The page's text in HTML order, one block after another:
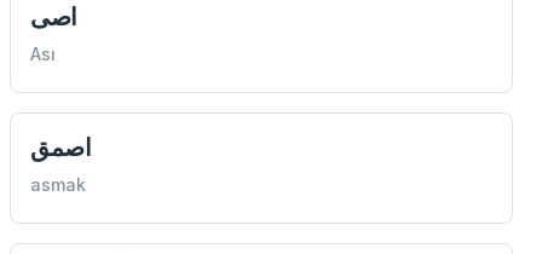
اصی
Ası
اصمق
asmak